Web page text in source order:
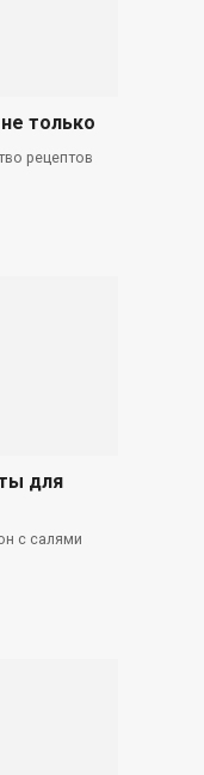
только
рецептов
для
с салями